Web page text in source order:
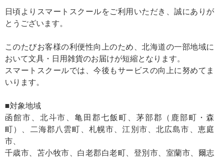
日頃よりスマートスクールをご利用いただき、誠にありが
とうございます。
このたびお客様の利便性向上のため、北海道の一部地域に
おいて文具・日用雑貨のお届けが短縮となります。
スマートスクールでは、今後もサービスの向上に努めてま
いります。
■対象地域
函館市、北斗市、亀田郡七飯町、茅部郡（鹿部町・森
町）、二海郡八雲町、札幌市、江別市、北広島市、恵庭
市、
千歳市、苫小牧市、白老郡白老町、登別市、室蘭市、爾志